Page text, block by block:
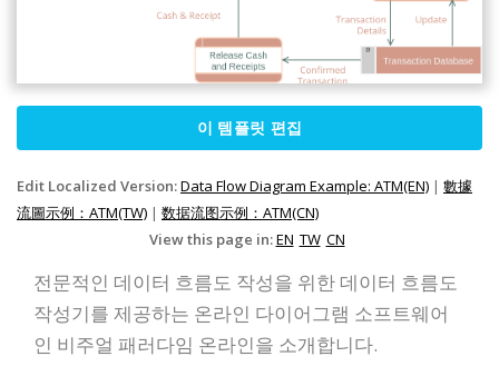
이 템플릿 편집
Edit Localized Version:Data Flow Diagram Example: ATM(EN) | 數據
流圖示例：ATM(TW) | 数据流图示例：ATM(CN)
View this page in:EN TW CN
전문적인 데이터 흐름도 작성을 위한 데이터 흐름도
작성기를 제공하는 온라인 다이어그램 소프트웨어
인 비주얼 패러다임 온라인을 소개합니다.